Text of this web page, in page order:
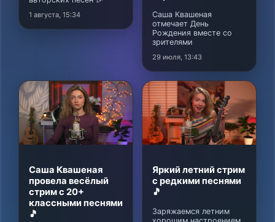
1 августа, 15:34
Саша Квашеная
отмечает День
Рождения вместе со
зрителями
29 июля, 13:43
Саша Квашеная
провела весёлый
стрим с 20+
классными песнями
🎵
Яркий летний стрим
с редкими песнями
🎵
Заряжаемся летним